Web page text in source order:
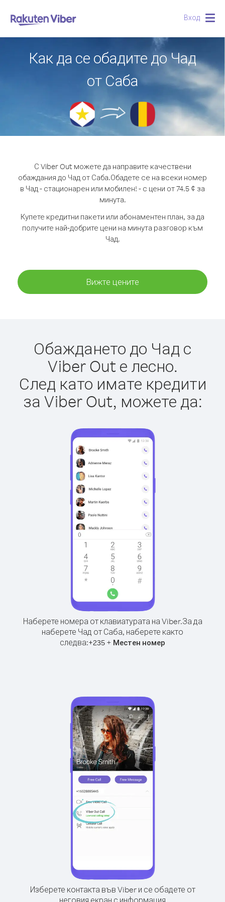
Вход
Как да се обадите до Чад
от Саба
С Viber Out можете да направите качествени
обаждания до Чад от Саба.Обадете се на всеки номер
в Чад - стационарен или мобилен! - с цени от 74.5 ¢ за
минута.
Купете кредитни пакети или абонаментен план, за да
получите най-добрите цени на минута разговор към
Чад.
Вижте цените
Обаждането до Чад с
Viber Out е лесно.
След като имате кредити
за Viber Out, можете да:
Наберете номера от клавиатурата на Viber.За да
наберете Чад от Саба, наберете както
следва:+235 + Местен номер
Изберете контакта във Viber и се обадете от
неговия екран с информация